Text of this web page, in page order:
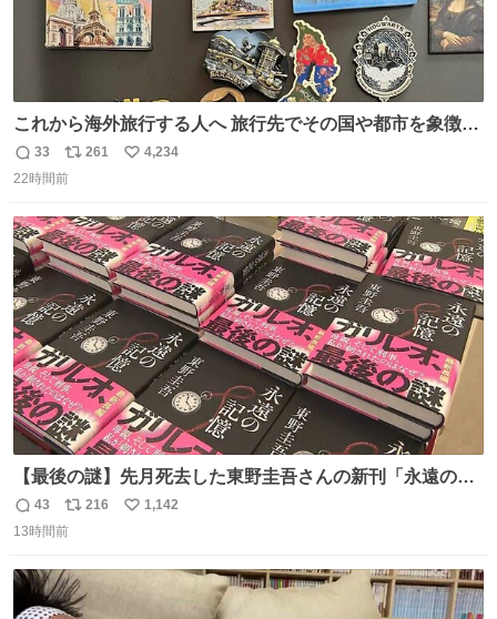
これから海外旅行する人へ 旅行先でその国や都市を象徴す
る マグネットを買って欲しい。 僕は交換留学してた1年間
で20カ国回ったけど、旅行先で必ずマグネットを買い、今
どそれぞれのマグネットを見る度に旅の思い出が鮮明によ
みがえります。
返
信
33
リ
ポ
ト
数
261
い
数
4,234
22時間前
【最後の謎】先月死去した東野圭吾さんの新刊「永遠の記
憶」発売 代表作「ガリレオ」シリーズ最新作
news.livedoor.com/article/detail… 68歳で亡くなった作家
かりの新刊も加わり、多くのファンが足を運んでいた。
返
信
43
リ
ポ
ト
数
216
い
数
1,142
13時間前